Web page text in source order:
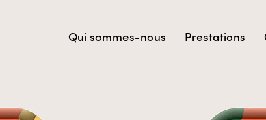
Qui sommes-nous Prestations